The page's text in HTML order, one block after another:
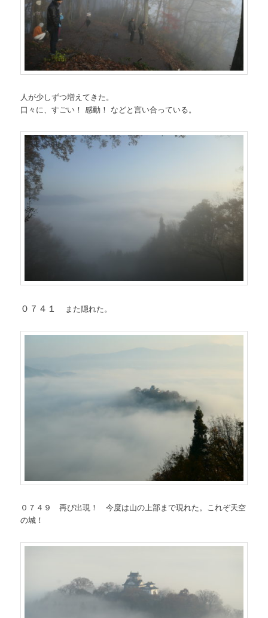
人が少しずつ増えてきた。
口々に、すごい！ 感動！ などと言い合っている。
０７４１ また隠れた。
０７４９ 再び出現！ 今度は山の上部まで現れた。これぞ天空
の城！